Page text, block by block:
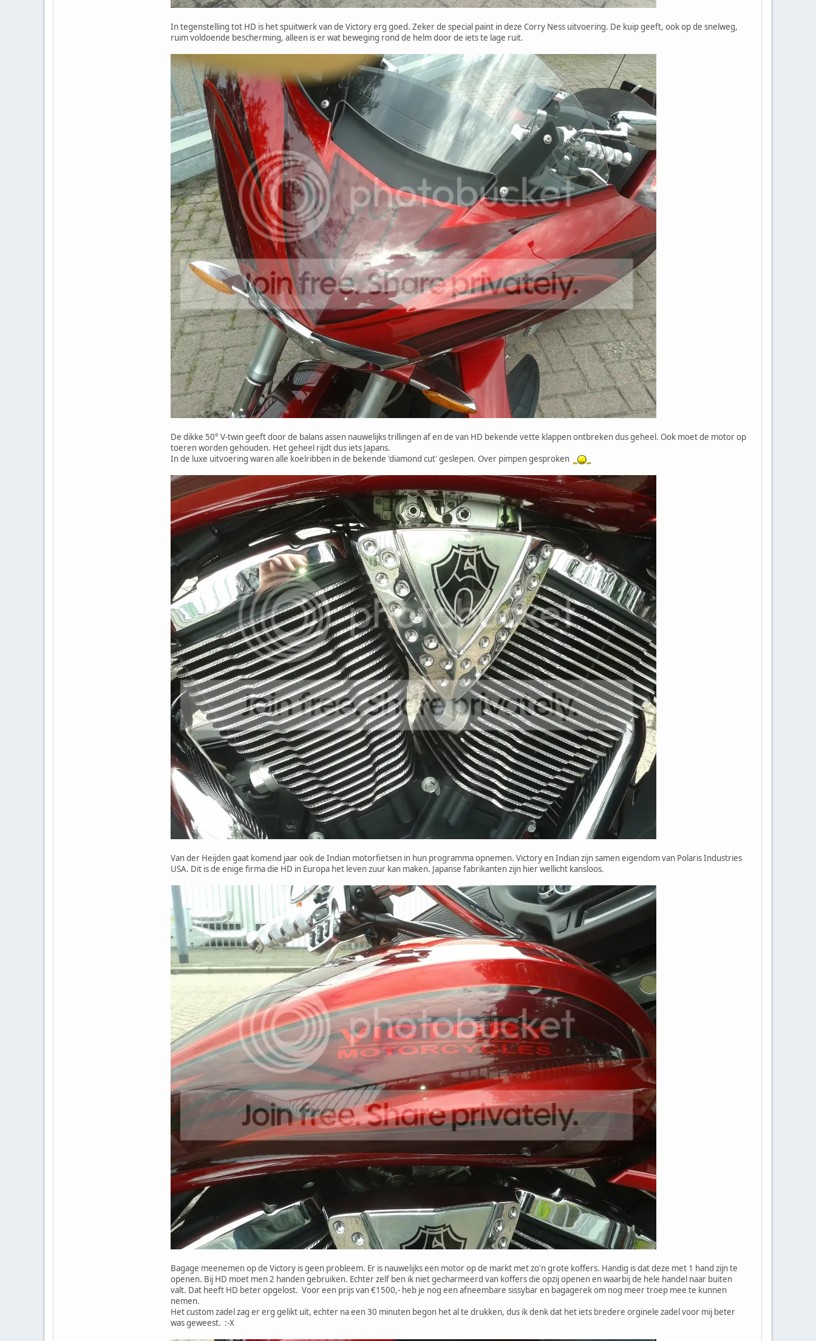
In tegenstelling tot HD is het spuitwerk van de Victory erg goed. Zeker de special paint in deze Corry Ness uitvoering. De kuip geeft, ook op de snelweg,
ruim voldoende bescherming, alleen is er wat beweging rond de helm door de iets te lage ruit.
De dikke 50° V-twin geeft door de balans assen nauwelijks trillingen af en de van HD bekende vette klappen ontbreken dus geheel. Ook moet de motor op
toeren worden gehouden. Het geheel rijdt dus iets Japans.
In de luxe uitvoering waren alle koelribben in de bekende 'diamond cut' geslepen. Over pimpen gesproken
Van der Heijden gaat komend jaar ook de Indian motorfietsen in hun programma opnemen. Victory en Indian zijn samen eigendom van Polaris Industries
USA. Dit is de enige firma die HD in Europa het leven zuur kan maken. Japanse fabrikanten zijn hier wellicht kansloos.
Bagage meenemen op de Victory is geen probleem. Er is nauwelijks een motor op de markt met zo'n grote koffers. Handig is dat deze met 1 hand zijn te
openen. Bij HD moet men 2 handen gebruiken. Echter zelf ben ik niet gecharmeerd van koffers die opzij openen en waarbij de hele handel naar buiten
valt. Dat heeft HD beter opgelost. Voor een prijs van €1500,- heb je nog een afneembare sissybar en bagagerek om nog meer troep mee te kunnen
nemen.
Het custom zadel zag er erg gelikt uit, echter na een 30 minuten begon het al te drukken, dus ik denk dat het iets bredere orginele zadel voor mij beter
was geweest. :-X